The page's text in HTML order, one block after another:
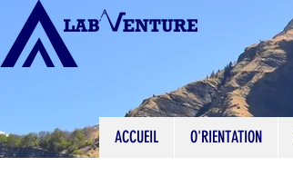
ACCUEIL O'RIENTATION